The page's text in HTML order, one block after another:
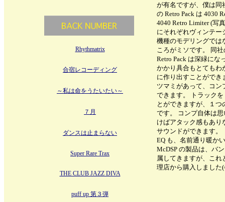
が有名ですが、僕は同
の Retro Pack は 4030
4040 Retro Limiter (写
にそれぞれヴィンテー
機種のモデリングでは
ころがミソです。 同
Retro Pack は深緑に
かかり具合もとてもわ
に作り出すことができ
ツマミがあって、コン
できます。 トラック
とができますが、１
です。 コンプ自体は
けばアタック感もあり
サウンドができます。
EQ も、名前通り暖か
McDSP の製品は、バ
属してきますが、これ
理店から購入しました
Rhythmatrix
合宿レコーディング
～私は命をうたいたい～
７月
ダンスは止まらない
Super Rare Trax
THE CLUB JAZZ DIVA
puff up 第３弾